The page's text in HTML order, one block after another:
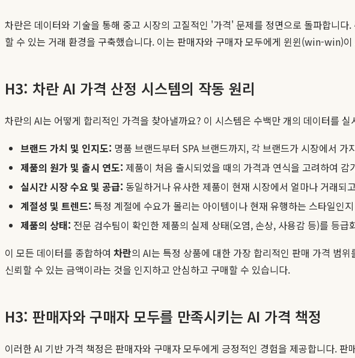
차란은 데이터와 기술을 통해 중고 시장의 고질적인 '가격' 문제를 정면으로 돌파합니
할 수 있는 거래 환경을 구축했습니다. 이는 판매자와 구매자 모두에게 윈윈(win-win)
H3: 차란 AI 가격 산정 시스템의 작동 원리
차란의 AI는 어떻게 합리적인 가격을 찾아낼까요? 이 시스템은 수백만 개의 데이터를
브랜드 가치 및 인지도: 명품 브랜드부터 SPA 브랜드까지, 각 브랜드가 시장에서
제품의 원가 및 출시 연도: 제품이 처음 출시되었을 때의 가격과 연식을 고려하여 감
실시간 시장 수요 및 공급: 동일하거나 유사한 제품이 현재 시장에서 얼마나 거래되
계절성 및 트렌드: 특정 계절에 수요가 몰리는 아이템이나 현재 유행하는 스타일인
제품의 상태: 전문 검수팀이 확인한 제품의 실제 상태(오염, 손상, 사용감 등)를 등
이 모든 데이터를 종합하여 차란의 AI는 특정 상품에 대한 가장 합리적인 판매 가격 범
신뢰할 수 있는 금액이라는 것을 인지하고 안심하고 구매할 수 있습니다.
H3: 판매자와 구매자 모두를 만족시키는 AI 가격 책정
이러한 AI 기반 가격 책정은 판매자와 구매자 모두에게 긍정적인 경험을 제공합니다.